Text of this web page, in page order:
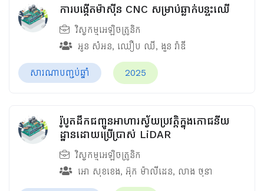
ការបង្កើតម៉ាស៊ីន CNC សម្រាប់ឆ្លាក់បន្ទះឈើ
វិស្វកម្មអេឡិចត្រូនិក
អូន សំអន, ឈឿប ឈី, ងួន រ៉ាឌី
សារណាបញ្ចប់ឆ្នាំ 2025
រ៉ូបូតដឹកជញ្ជូនអាហារស្វ័យប្រវត្តិក្នុងភោជនីយ
ដ្ឋានដោយប្រើប្រាស់ LiDAR
វិស្វកម្មអេឡិចត្រូនិក
អោ សុខខេង, អ៊ុក ម៉ាលីដេន, លាង ថុនា